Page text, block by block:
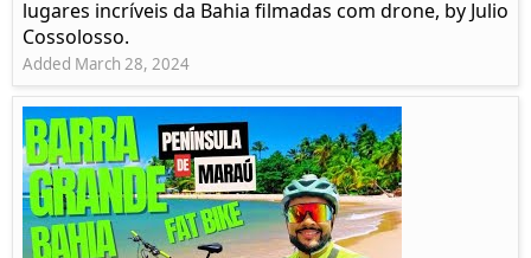
lugares incríveis da Bahia filmadas com drone, by Julio
Cossolosso.
Added March 28, 2024